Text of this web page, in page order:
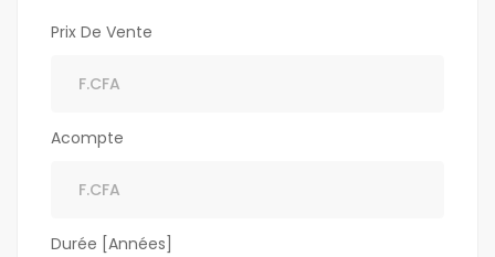
Prix De Vente
Acompte
Durée [Années]